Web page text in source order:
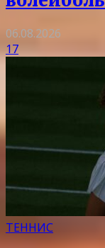
06.08.2026
17
ТЕННИС